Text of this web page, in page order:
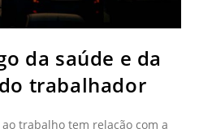
da saúde e da
trabalhador
trabalho tem relação com a